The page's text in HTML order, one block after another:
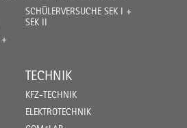
+
SCHÜLERVERSUCHE SEK I +
SEK II
TECHNIK
KFZ-TECHNIK
ELEKTROTECHNIK